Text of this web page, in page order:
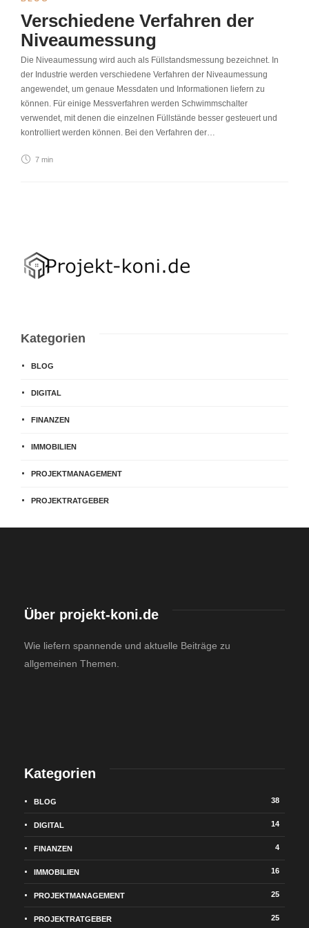
Verschiedene Verfahren der
Niveaumessung
Die Niveaumessung wird auch als Füllstandsmessung bezeichnet. In
der Industrie werden verschiedene Verfahren der Niveaumessung
angewendet, um genaue Messdaten und Informationen liefern zu
können. Für einige Messverfahren werden Schwimmschalter
verwendet, mit denen die einzelnen Füllstände besser gesteuert und
kontrolliert werden können. Bei den Verfahren der…
7 min
Kategorien
BLOG
DIGITAL
FINANZEN
IMMOBILIEN
PROJEKTMANAGEMENT
PROJEKTRATGEBER
Über projekt-koni.de
Wie liefern spannende und aktuelle Beiträge zu
allgemeinen Themen.
Kategorien
BLOG 38
DIGITAL 14
FINANZEN 4
IMMOBILIEN 16
PROJEKTMANAGEMENT 25
PROJEKTRATGEBER 25